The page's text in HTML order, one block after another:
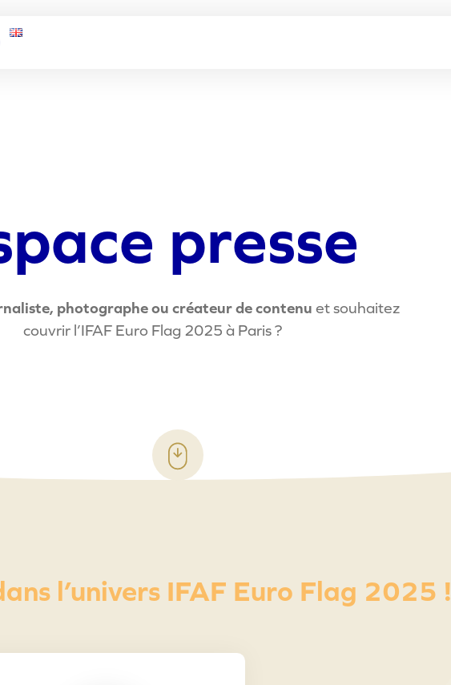
pace presse
photographe ou créateur de contenu et souhaitez
couvrir l’IFAF Euro Flag 2025 à Paris ?
l’univers IFAF Euro Flag 2025 !